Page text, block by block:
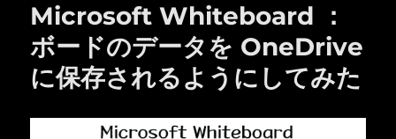
Microsoft Whiteboard ：
ボードのデータを OneDrive
に保存されるようにしてみた